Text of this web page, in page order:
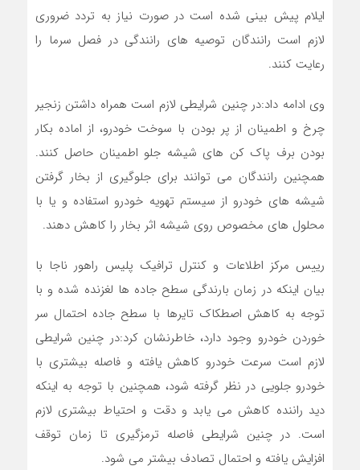
ایلام پیش بینی شده است در صورت نیاز به تردد ضروری
لازم است رانندگان توصیه های رانندگی در فصل سرما را
رعایت کنند.
وی ادامه داد:در چنین شرایطی لازم است همراه داشتن زنجیر
چرخ و اطمینان از پر بودن با سوخت خودرو، از اماده بکار
بودن برف پاک کن های شیشه جلو اطمینان حاصل کنند.
همچنین رانندگان می توانند برای جلوگیری از بخار گرفتن
شیشه های خودرو از سیستم تهویه خودرو استفاده و یا با
محلول های مخصوص روی شیشه اثر بخار را کاهش دهند.
رییس مرکز اطلاعات و کنترل ترافیک پلیس راهور ناجا با
بیان اینکه در زمان بارندگی سطح جاده ها لغزنده شده و با
توجه به کاهش اصطکاک تایرها با سطح جاده احتمال سر
خوردن خودرو وجود دارد، خاطرنشان کرد:در چنین شرایطی
لازم است سرعت خودرو کاهش یافته و فاصله بیشتری با
خودرو جلویی در نظر گرفته شود، همچنین با توجه به اینکه
دید راننده کاهش می یابد و دقت و احتیاط بیشتری لازم
است. در چنین شرایطی فاصله ترمزگیری تا زمان توقف
افزایش یافته و احتمال تصادف بیشتر می شود.